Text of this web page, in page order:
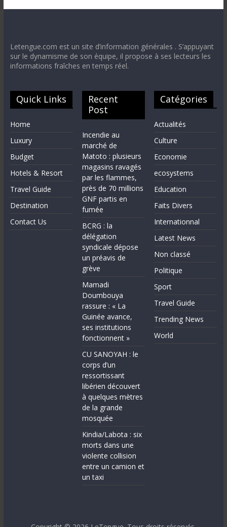
Letengue.com est un site d’information générales . S’appuyant
sur le dynamisme de son équipe, il propose à ses lecteurs les
informations fraîches en temps réel.
Quick Links
Home
Luxury
Budget
Hotels & Resort
Travel Guide
Destination
Contact Us
Recent
Post
Incendie au
marché de
Matoto : plusieurs
magasins ravagés
par les flammes,
près de 70 millions
GNF partis en
fumée
BCRG : la
délégation
syndicale dépose
un préavis de
grève
Mamadi
Doumbouya
rassure : « La
Guinée avance,
ses institutions
fonctionnent »
CU SANOYAH : le
corps d’un
ressortissant
libérien découvert
à quelques mètres
de la grande
mosquée
Kindia/Labota : six
morts dans une
violente collision
entre un camion et
un taxi
Catégories
Actualités
Culture
Economie
ecosystems
Education
Faits Divers
Internationnal
Latest News
Non classé
Politique
Sport
Travel Guide
Trending News
World